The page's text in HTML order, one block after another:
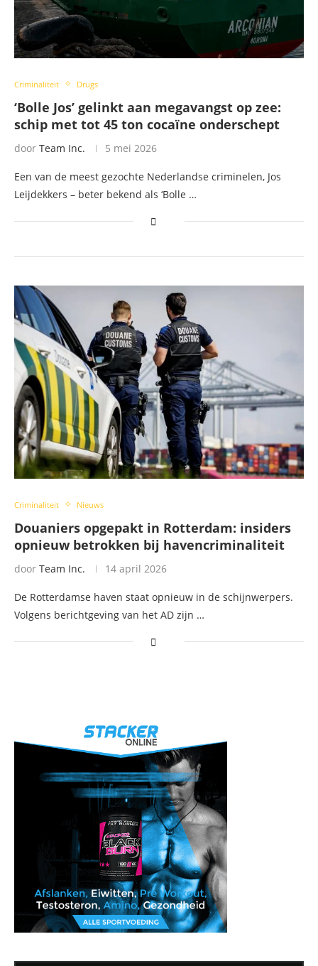
Criminaliteit Drugs
‘Bolle Jos’ gelinkt aan megavangst op zee:
schip met tot 45 ton cocaïne onderschept
door Team Inc. 5 mei 2026
Een van de meest gezochte Nederlandse criminelen, Jos
Leijdekkers – beter bekend als ‘Bolle …
Criminaliteit Nieuws
Douaniers opgepakt in Rotterdam: insiders
opnieuw betrokken bij havencriminaliteit
door Team Inc. 14 april 2026
De Rotterdamse haven staat opnieuw in de schijnwerpers.
Volgens berichtgeving van het AD zijn …